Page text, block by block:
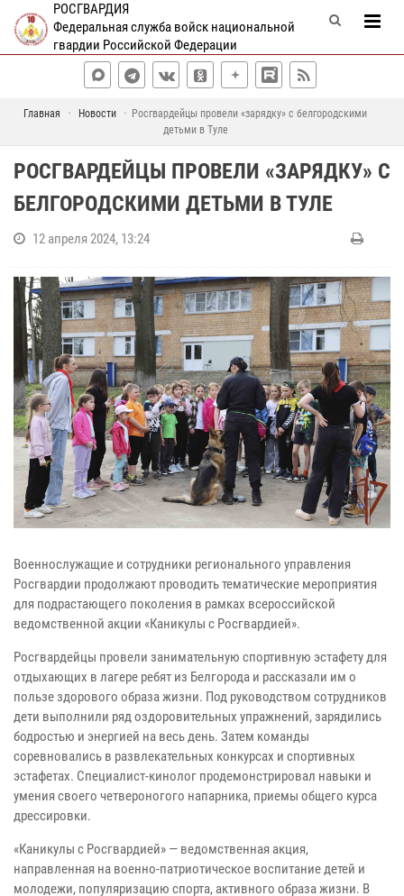
РОСГВАРДИЯ
Федеральная служба войск национальной
гвардии Российской Федерации
Главная Новости
Росгвардейцы провели «зарядку» с белгородскими
детьми в Туле
РОСГВАРДЕЙЦЫ ПРОВЕЛИ «ЗАРЯДКУ» С
БЕЛГОРОДСКИМИ ДЕТЬМИ В ТУЛЕ
12 апреля 2024, 13:24
Военнослужащие и сотрудники регионального управления
Росгвардии продолжают проводить тематические мероприятия
для подрастающего поколения в рамках всероссийской
ведомственной акции «Каникулы с Росгвардией».
Росгвардейцы провели занимательную спортивную эстафету для
отдыхающих в лагере ребят из Белгорода и рассказали им о
пользе здорового образа жизни. Под руководством сотрудников
дети выполнили ряд оздоровительных упражнений, зарядились
бодростью и энергией на весь день. Затем команды
соревновались в развлекательных конкурсах и спортивных
эстафетах. Специалист-кинолог продемонстрировал навыки и
умения своего четвероногого напарника, приемы общего курса
дрессировки.
«Каникулы с Росгвардией» — ведомственная акция,
направленная на военно-патриотическое воспитание детей и
молодежи, популяризацию спорта, активного образа жизни. В